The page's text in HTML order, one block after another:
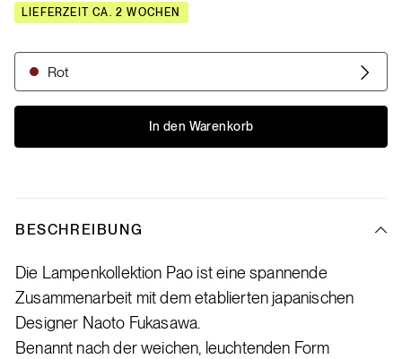
LIEFERZEIT CA. 2 WOCHEN
Rot
In den Warenkorb
BESCHREIBUNG
Die Lampenkollektion Pao ist eine spannende
Zusammenarbeit mit dem etablierten japanischen
Designer Naoto Fukasawa.
Benannt nach der weichen, leuchtenden Form